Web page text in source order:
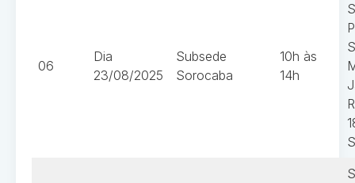
06
Dia
23/08/2025
Subsede
Sorocaba
10h às
14h